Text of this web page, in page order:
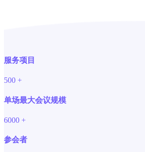
服务项目
500 +
单场最大会议规模
6000 +
参会者